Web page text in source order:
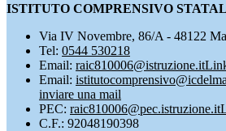
ISTITUTO COMPRENSIVO
Via IV Novembre, 86/A - 48122
Tel: 0544 530218
Email: raic810006@istruzione.it
Email:
inviare una mail
PEC: raic810006@pec.istruzione.it
C.F.: 92048190398